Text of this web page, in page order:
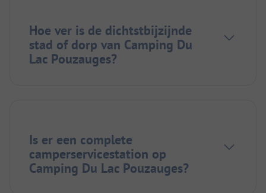
Hoe ver is de dichtstbijzijnde
stad of dorp van Camping Du
Lac Pouzauges?
Is er een complete
camperservicestation op
Camping Du Lac Pouzauges?